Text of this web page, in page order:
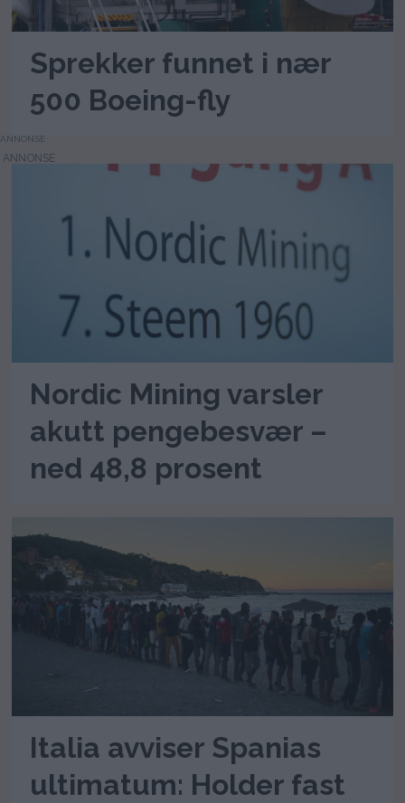
Sprekker funnet i nær
500 Boeing-fly
ANNONSE
Nordic Mining varsler
akutt pengebesvær –
ned 48,8 prosent
Italia avviser Spanias
ultimatum: Holder fast